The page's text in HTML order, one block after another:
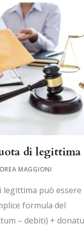
di legittima
MAGGIONI
legittima può essere
formula del
– debiti) +